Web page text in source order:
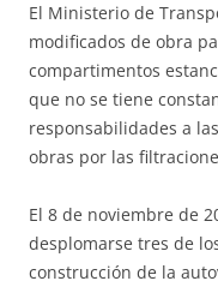
El Ministerio de
modificados de obra
compartimentos
que no se tiene
responsabilidades a
obras por las
El 8 de noviembre de
desplomarse tres de
construcción de la